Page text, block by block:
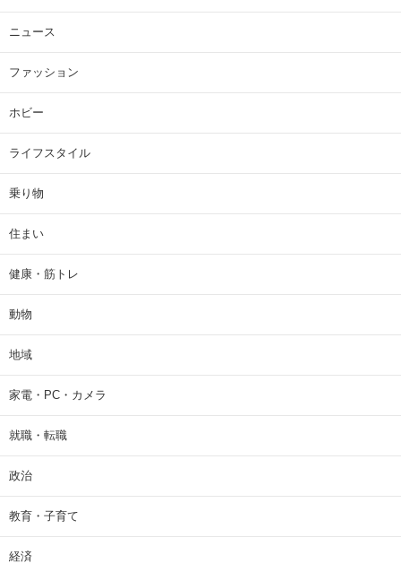
ニュース
ファッション
ホビー
ライフスタイル
乗り物
住まい
健康・筋トレ
動物
地域
家電・PC・カメラ
就職・転職
政治
教育・子育て
経済